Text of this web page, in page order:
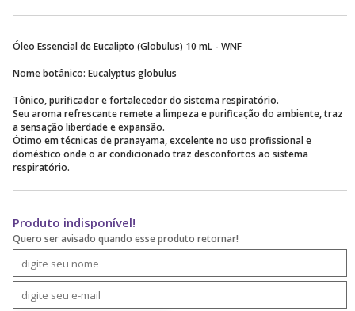
Óleo Essencial de Eucalipto (Globulus) 10 mL - WNF
Nome botânico: Eucalyptus globulus
Tônico, purificador e fortalecedor do sistema respiratório.
Seu aroma refrescante remete a limpeza e purificação do ambiente, traz
a sensação liberdade e expansão.
Ótimo em técnicas de pranayama, excelente no uso profissional e
doméstico onde o ar condicionado traz desconfortos ao sistema
respiratório.
Produto indisponível!
Quero ser avisado quando esse produto retornar!